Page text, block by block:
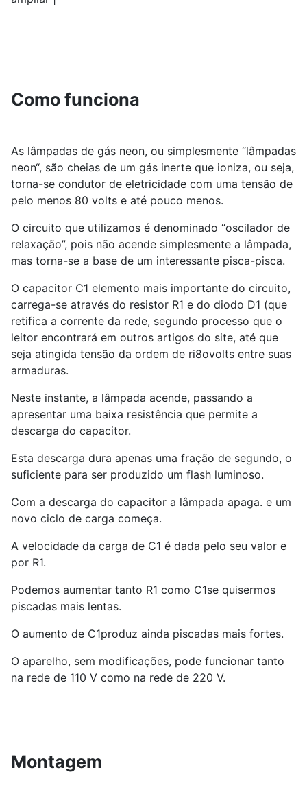
Como funciona
As lâmpadas de gás neon, ou simplesmente “lâmpadas
neon“, são cheias de um gás inerte que ioniza, ou seja,
torna-se condutor de eletricidade com uma tensão de
pelo menos 80 volts e até pouco menos.
O circuito que utilizamos é denominado “oscilador de
relaxação”, pois não acende simplesmente a lâmpada,
mas torna-se a base de um interessante pisca-pisca.
O capacitor C1 elemento mais importante do circuito,
carrega-se através do resistor R1 e do diodo D1 (que
retifica a corrente da rede, segundo processo que o
leitor encontrará em outros artigos do site, até que
seja atingida tensão da ordem de ri8ovolts entre suas
armaduras.
Neste instante, a lâmpada acende, passando a
apresentar uma baixa resistência que permite a
descarga do capacitor.
Esta descarga dura apenas uma fração de segundo, o
suficiente para ser produzido um flash luminoso.
Com a descarga do capacitor a lâmpada apaga. e um
novo ciclo de carga começa.
A velocidade da carga de C1 é dada pelo seu valor e
por R1.
Podemos aumentar tanto R1 como C1se quisermos
piscadas mais lentas.
O aumento de C1produz ainda piscadas mais fortes.
O aparelho, sem modificações, pode funcionar tanto
na rede de 110 V como na rede de 220 V.
Montagem